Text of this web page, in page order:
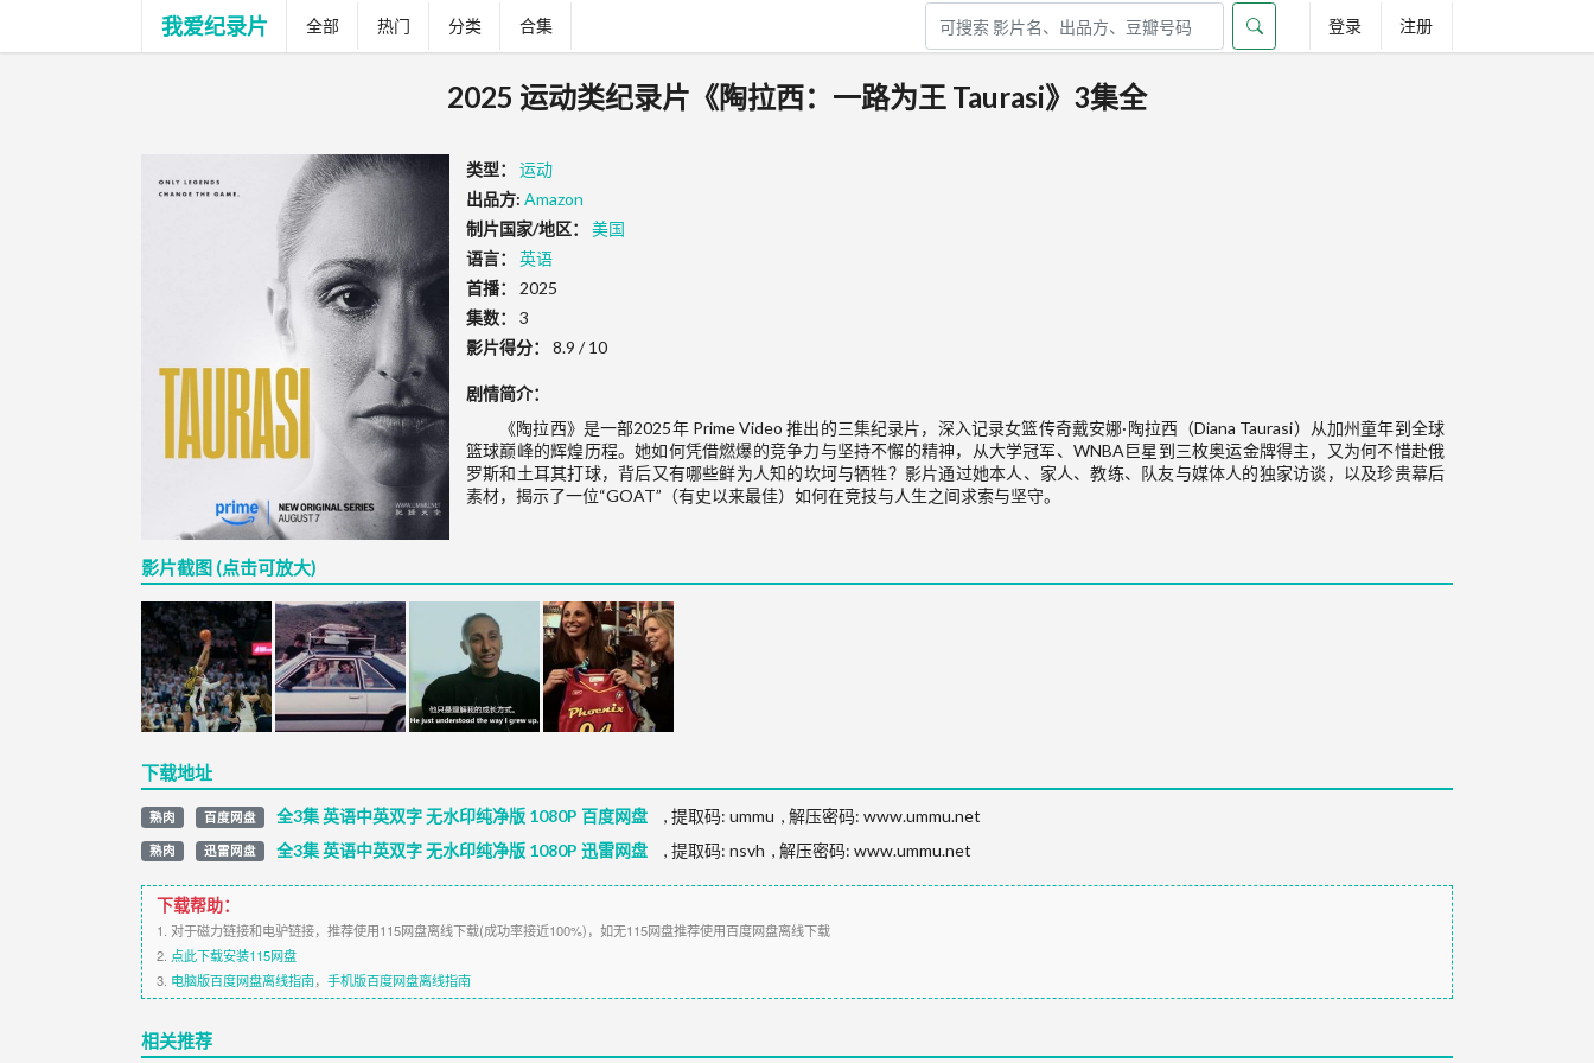
我爱纪录片 全部 热门 分类 合集 登录 注册
2025 运动类纪录片《陶拉西：一路为王 Taurasi》3集全
类型：
运动
出品方: Amazon
制片国家/地区：
美国
语言：
英语
首播：
2025
集数：
3
影片得分：
8.9 / 10
剧情简介：
《陶拉西》是一部2025年 Prime Video 推出的三集纪录片，深入记录女篮传奇戴安娜·陶拉西（Diana Taurasi）从加州童年到全球
篮球巅峰的辉煌历程。她如何凭借燃爆的竞争力与坚持不懈的精神，从大学冠军、WNBA巨星到三枚奥运金牌得主，又为何不惜赴俄
罗斯和土耳其打球，背后又有哪些鲜为人知的坎坷与牺牲？影片通过她本人、家人、教练、队友与媒体人的独家访谈，以及珍贵幕后
素材，揭示了一位“GOAT”（有史以来最佳）如何在竞技与人生之间求索与坚守。
影片截图 (点击可放大)
下载地址
熟肉 百度网盘 全3集 英语中英双字 无水印纯净版 1080P 百度网盘 ,提取码:ummu , 解压密码: www.ummu.net
熟肉 迅雷网盘 全3集 英语中英双字 无水印纯净版 1080P 迅雷网盘 ,提取码:nsvh , 解压密码: www.ummu.net
下载帮助：
1. 对于磁力链接和电驴链接，推荐使用115网盘离线下载(成功率接近100%)，如无115网盘推荐使用百度网盘离线下载
2. 点此下载安装115网盘
3. 电脑版百度网盘离线指南， 手机版百度网盘离线指南
相关推荐